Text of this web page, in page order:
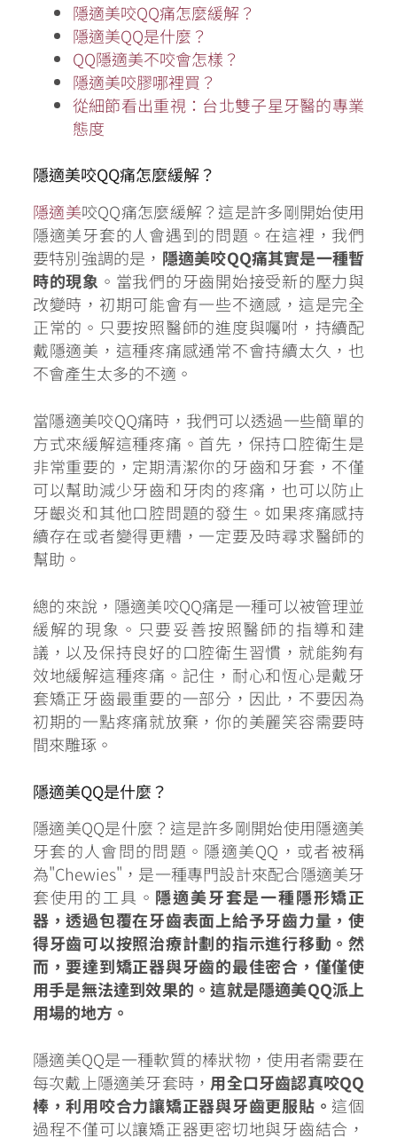
隱適美咬QQ痛怎麼緩解？
隱適美QQ是什麼？
QQ隱適美不咬會怎樣？
隱適美咬膠哪裡買？
從細節看出重視：台北雙子星牙醫的專業
態度
隱適美咬QQ痛怎麼緩解？
隱適美咬QQ痛怎麼緩解？這是許多剛開始使用
隱適美牙套的人會遇到的問題。在這裡，我們
要特別強調的是， 隱適美咬QQ痛其實是一種暫
時的現象 。當我們的牙齒開始接受新的壓力與
改變時，初期可能會有一些不適感，這是完全
正常的。只要按照醫師的進度與囑咐，持續配
戴隱適美，這種疼痛感通常不會持續太久，也
不會產生太多的不適。
當隱適美咬QQ痛時，我們可以透過一些簡單的
方式來緩解這種疼痛。首先，保持口腔衛生是
非常重要的，定期清潔你的牙齒和牙套，不僅
可以幫助減少牙齒和牙肉的疼痛，也可以防止
牙齦炎和其他口腔問題的發生。如果疼痛感持
續存在或者變得更糟，一定要及時尋求醫師的
幫助。
總的來說，隱適美咬QQ痛是一種可以被管理並
緩解的現象。只要妥善按照醫師的指導和建
議，以及保持良好的口腔衛生習慣，就能夠有
效地緩解這種疼痛。記住，耐心和恆心是戴牙
套矯正牙齒最重要的一部分，因此，不要因為
初期的一點疼痛就放棄，你的美麗笑容需要時
間來雕琢。
隱適美QQ是什麼？
隱適美QQ是什麼？這是許多剛開始使用隱適美
牙套的人會問的問題。隱適美QQ，或者被稱
為"Chewies"，是一種專門設計來配合隱適美牙
套使用的工具。 隱適美牙套是一種隱形矯正
器，透過包覆在牙齒表面上給予牙齒力量，使
得牙齒可以按照治療計劃的指示進行移動。然
而，要達到矯正器與牙齒的最佳密合，僅僅使
用手是無法達到效果的。這就是隱適美QQ派上
用場的地方。
隱適美QQ是一種軟質的棒狀物，使用者需要在
每次戴上隱適美牙套時， 用全口牙齒認真咬QQ
棒，利用咬合力讓矯正器與牙齒更服貼。 這個
過程不僅可以讓矯正器更密切地與牙齒結合，